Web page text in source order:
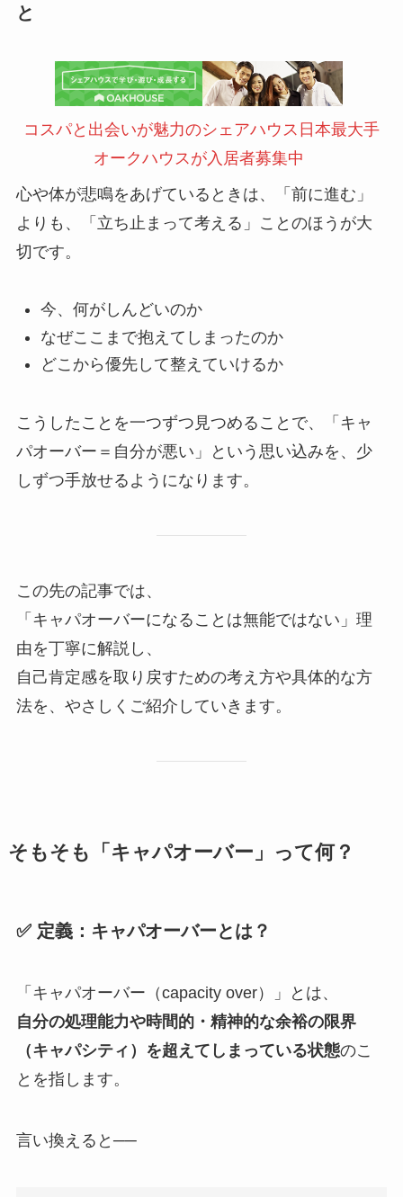
と
コスパと出会いが魅力のシェアハウス日本最大手
オークハウスが入居者募集中
心や体が悲鳴をあげているときは、「前に進む」
よりも、「立ち止まって考える」ことのほうが大
切です。
今、何がしんどいのか
なぜここまで抱えてしまったのか
どこから優先して整えていけるか
こうしたことを一つずつ見つめることで、「キャ
パオーバー＝自分が悪い」という思い込みを、少
しずつ手放せるようになります。
この先の記事では、
「キャパオーバーになることは無能ではない」理
由を丁寧に解説し、
自己肯定感を取り戻すための考え方や具体的な方
法を、やさしくご紹介していきます。
そもそも「キャパオーバー」って何？
✅ 定義：キャパオーバーとは？
「キャパオーバー（capacity over）」とは、
自分の処理能力や時間的・精神的な余裕の限界
（キャパシティ）を超えてしまっている状態のこ
とを指します。
言い換えると──